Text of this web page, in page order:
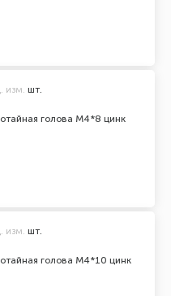
голова М4*8 цинк
изм. шт.
голова М4*10 цинк
изм. шт.